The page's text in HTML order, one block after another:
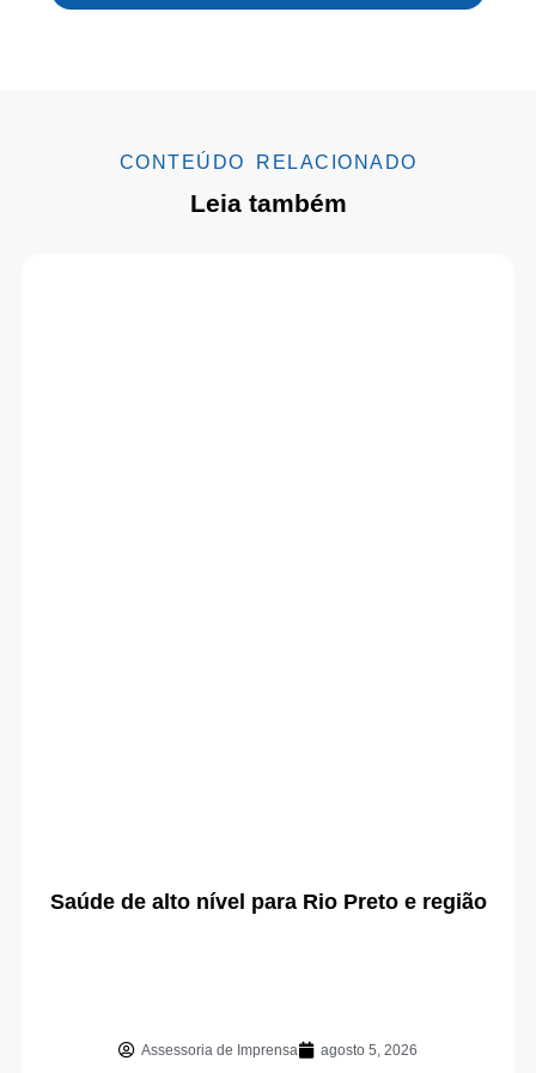
CONTEÚDO RELACIONADO
Leia também
Saúde de alto nível para Rio Preto e região
Assessoria de Imprensa agosto 5, 2026